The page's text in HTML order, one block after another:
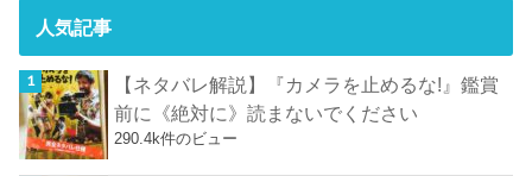
人気記事
【ネタバレ解説】『カメラを止めるな!』鑑賞
前に《絶対に》読まないでください
290.4k件のビュー